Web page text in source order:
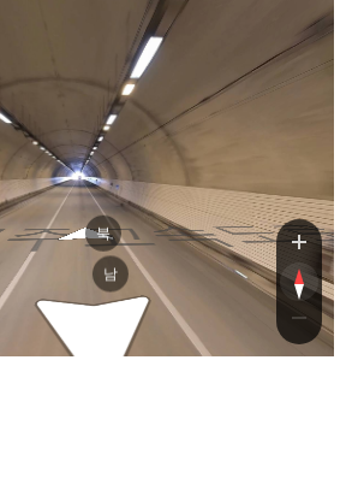
고속도
고속도
북
남